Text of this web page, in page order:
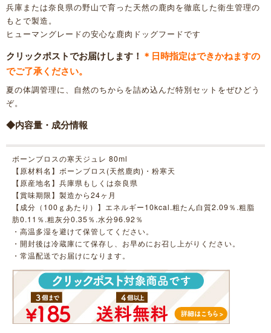
兵庫または奈良県の野山で育った天然の鹿肉を徹底した衛生管理の
もとで製造。
ヒューマングレードの安心な鹿肉ドッグフードです
クリックポストでお届けします！ ＊日時指定はできかねますの
でご了承ください。
夏の体調管理に、自然のちからを詰め込んだ特別セットをぜひどう
ぞ。
◆内容量・成分情報
ボーンブロスの寒天ジュレ 80ml
【原材料名】ボーンブロス(天然鹿肉)・粉寒天
【原産地名】兵庫県もしくは奈良県
【賞味期限】製造から24ヶ月
【成分（100ｇあたり）】エネルギー10kcal.粗たん白質2.09％.粗脂
肪0.11％.粗灰分0.35％.水分96.92％
・高温多湿を避けて保管してください。
・開封後は冷蔵庫にて保存し、お早めにお召し上がりください。
・常温配送でお届けになります。